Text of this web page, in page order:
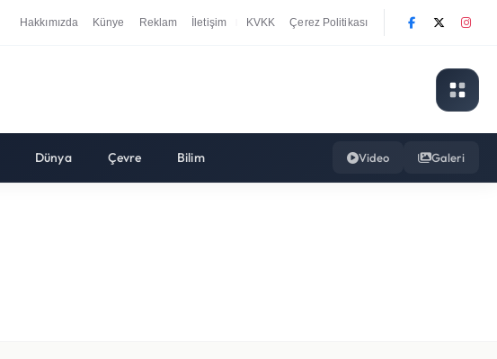
Hakkımızda Künye Reklam İletişim KVKK Çerez Politikası
Dünya Çevre Bilim Video Galeri